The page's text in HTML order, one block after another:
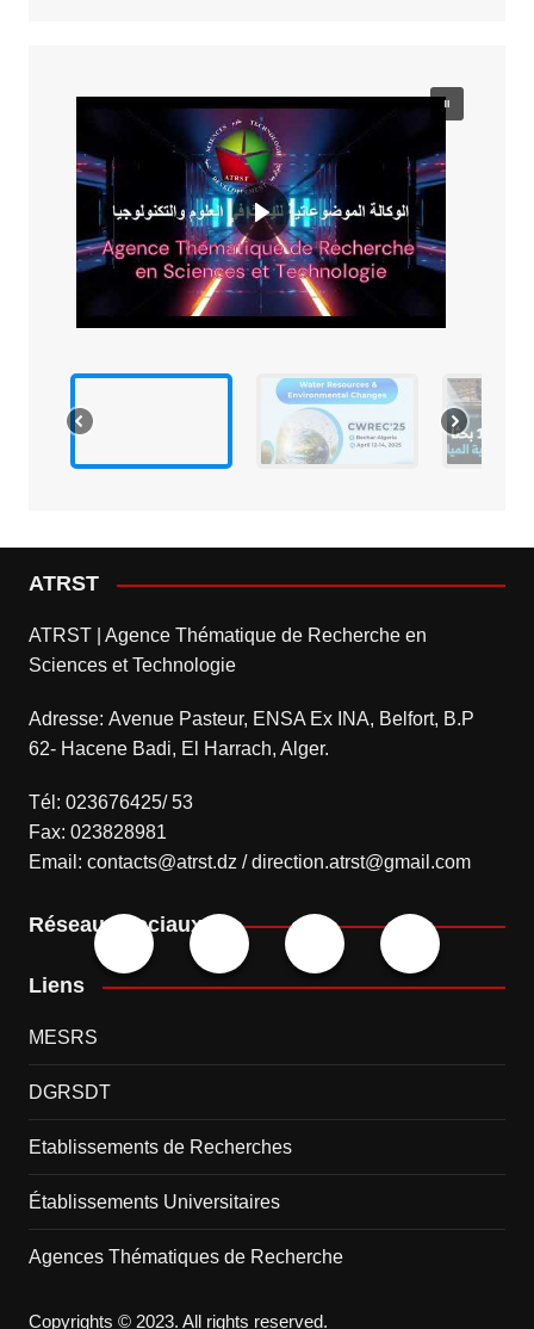
ATRST
ATRST | Agence Thématique de Recherche en
Sciences et Technologie
Adresse: Avenue Pasteur, ENSA Ex INA, Belfort, B.P
62- Hacene Badi, El Harrach, Alger.
Tél: 023676425/ 53
Fax: 023828981
Email: contacts@atrst.dz / direction.atrst@gmail.com
Réseaux sociaux
Liens
MESRS
DGRSDT
Etablissements de Recherches
Établissements Universitaires
Agences Thématiques de Recherche
Copyrights © 2023. All rights reserved.